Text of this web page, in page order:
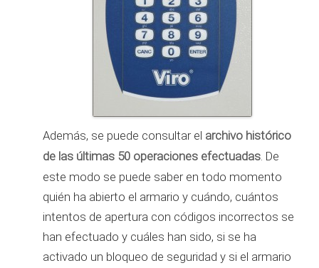
Además, se puede consultar el archivo histórico
de las últimas 50 operaciones efectuadas. De
este modo se puede saber en todo momento
quién ha abierto el armario y cuándo, cuántos
intentos de apertura con códigos incorrectos se
han efectuado y cuáles han sido, si se ha
activado un bloqueo de seguridad y si el armario